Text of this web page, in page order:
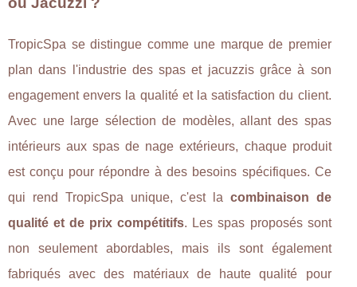
TropicSpa se distingue comme une marque de premier
plan dans l'industrie des spas et jacuzzis grâce à son
engagement envers la qualité et la satisfaction du client.
Avec une large sélection de modèles, allant des spas
intérieurs aux spas de nage extérieurs, chaque produit
est conçu pour répondre à des besoins spécifiques. Ce
qui rend TropicSpa unique, c'est la combinaison de
qualité et de prix compétitifs. Les spas proposés sont
non seulement abordables, mais ils sont également
fabriqués avec des matériaux de haute qualité pour